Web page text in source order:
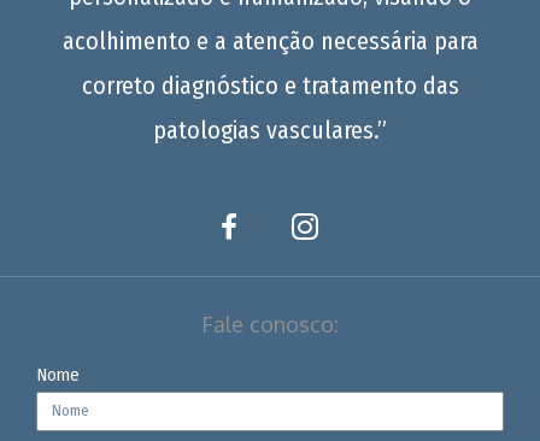
acolhimento e a atenção necessária para
correto diagnóstico e tratamento das
patologias vasculares.”
Fale conosco:
Nome